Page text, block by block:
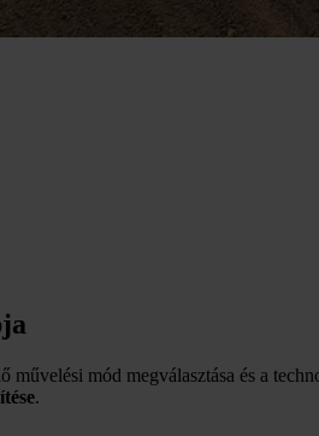
művelési mód megválasztása és a
.